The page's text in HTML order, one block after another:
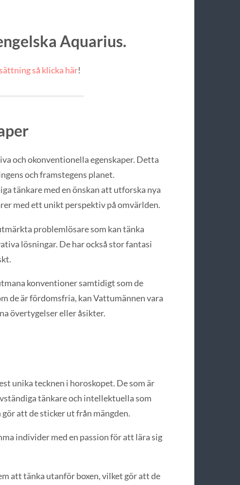
Aquarius.
så klicka här!
och okonventionella egenskaper. Detta
och framstegens planet.
tänkare med en önskan att utforska nya
med ett unikt perspektiv på omvärlden.
problemlösare som kan tänka
lösningar. De har också stor fantasi
konventioner samtidigt som de
de är fördomsfria, kan Vattumännen vara
övertygelser eller åsikter.
unika tecknen i horoskopet. De som är
tänkare och intellektuella som
att de sticker ut från mängden.
individer med en passion för att lära sig
att tänka utanför boxen, vilket gör att de